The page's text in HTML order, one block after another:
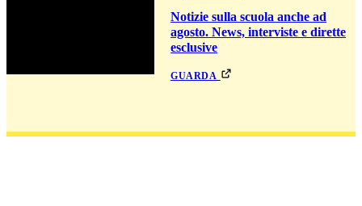
Notizie sulla scuola anche ad
agosto. News, interviste e dirette
esclusive
guarda